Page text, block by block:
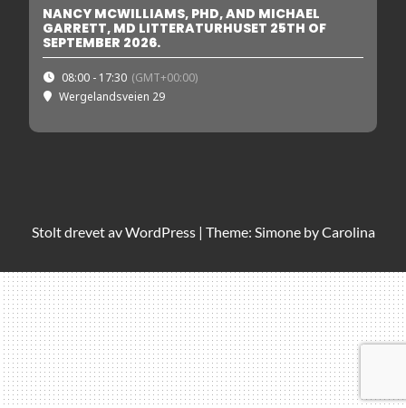
NANCY MCWILLIAMS, PHD, AND MICHAEL
GARRETT, MD LITTERATURHUSET 25TH OF
SEPTEMBER 2026.
08:00 - 17:30 (GMT+00:00)
Wergelandsveien 29
Stolt drevet avWordPress | Theme: Simone byCarolina